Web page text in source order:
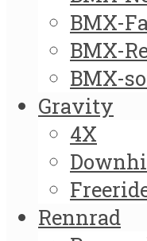
BMX-
BMX-
BMX-
Gravity
4X
Rennrad